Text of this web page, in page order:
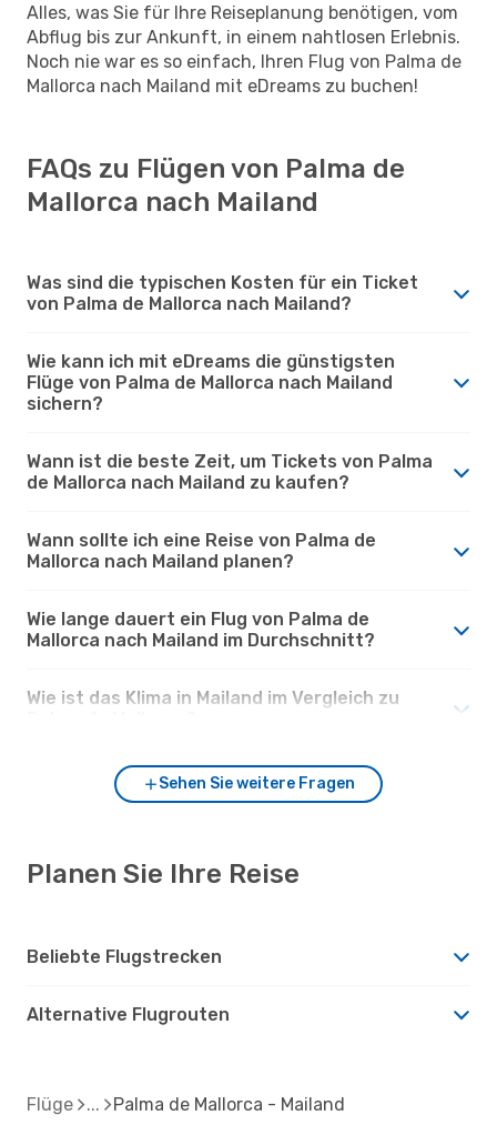
Alles, was Sie für Ihre Reiseplanung benötigen, vom
Abflug bis zur Ankunft, in einem nahtlosen Erlebnis.
Noch nie war es so einfach, Ihren Flug von Palma de
Mallorca nach Mailand mit eDreams zu buchen!
FAQs zu Flügen von Palma de
Mallorca nach Mailand
Was sind die typischen Kosten für ein Ticket
von Palma de Mallorca nach Mailand?
Wie kann ich mit eDreams die günstigsten
Flüge von Palma de Mallorca nach Mailand
sichern?
Wann ist die beste Zeit, um Tickets von Palma
de Mallorca nach Mailand zu kaufen?
Wann sollte ich eine Reise von Palma de
Mallorca nach Mailand planen?
Wie lange dauert ein Flug von Palma de
Mallorca nach Mailand im Durchschnitt?
Wie ist das Klima in Mailand im Vergleich zu
Sehen Sie weitere Fragen
Planen Sie Ihre Reise
Beliebte Flugstrecken
Alternative Flugrouten
Flüge Palma de Mallorca - Mailand